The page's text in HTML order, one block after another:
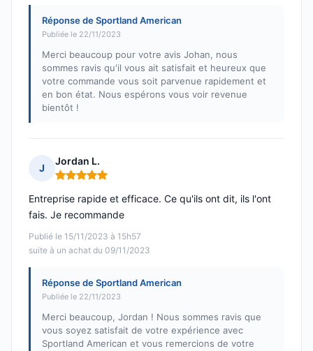
Réponse de Sportland American
Publiée le 22/11/2023
Merci beaucoup pour votre avis Johan, nous
sommes ravis qu'il vous ait satisfait et heureux que
votre commande vous soit parvenue rapidement et
en bon état. Nous espérons vous voir revenue
bientôt !
J
Jordan L.
Note : 5 sur 5
Publié le 15/11/2023 à 15h57
suite à un achat du 09/11/2023
Entreprise rapide et efficace. Ce qu'ils ont dit, ils l'ont
fais. Je recommande
Réponse de Sportland American
Publiée le 22/11/2023
Merci beaucoup, Jordan ! Nous sommes ravis que
vous soyez satisfait de votre expérience avec
Sportland American et vous remercions de votre